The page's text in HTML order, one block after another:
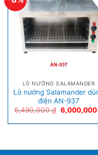
LÒ NƯỚNG SALAMANDER
Lò nướng Salamander
điện AN-937
6,490,000₫ 6,000,000